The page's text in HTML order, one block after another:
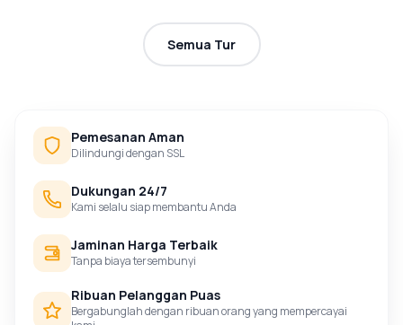
Semua Tur
Pemesanan Aman
Dilindungi dengan SSL
Dukungan 24/7
Kami selalu siap membantu Anda
Jaminan Harga Terbaik
Tanpa biaya tersembunyi
Ribuan Pelanggan Puas
Bergabunglah dengan ribuan orang yang mempercayai